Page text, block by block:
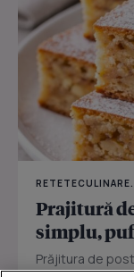
Prajitură
simplu,
Prăjitura de